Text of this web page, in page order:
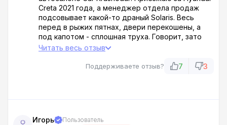
Creta 2021 года, а менеджер отдела продаж
подсовывает какой-то драный Solaris. Весь
перед в рыжих пятнах, двери перекошены, а
под капотом - сплошная труха. Говорит, зато
дешево и сердито. Охренеть просто! Да я
ездить. Гоните в шею этих упырей, люди!
Читать весь отзыв
Поддерживаете отзыв? 7 3
Игорь
Пользователь